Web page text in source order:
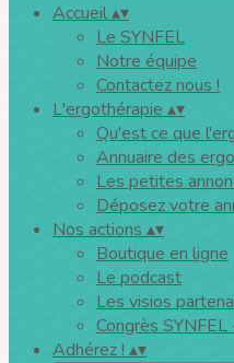
Accueil▴▾
Le SYNFEL
Notre équipe
Contactez nous !
L'ergothérapie ▴▾
Qu'est ce que
Annuaire des
Les petites
Déposez votre
Nos actions ▴▾
Boutique en ligne
Le podcast
Les visios
Congrès
Adhérez ! ▴▾